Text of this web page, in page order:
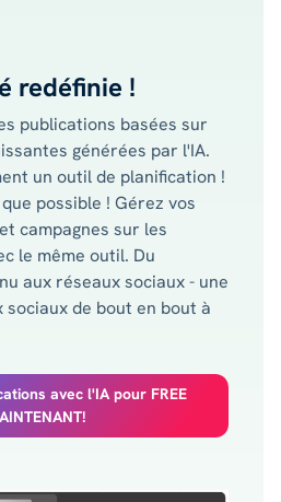
redéfinie !
publications basées sur
générées par l'IA.
un outil de planification !
possible ! Gérez vos
campagnes sur les
le même outil. Du
aux réseaux sociaux - une
de bout en bout à
avec l'IA pour FREE